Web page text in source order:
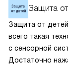
окружающей
по
лучше работает
и быстрее
меньше
Защита
Защита от
всего такая
с сенсорной
Достаточно